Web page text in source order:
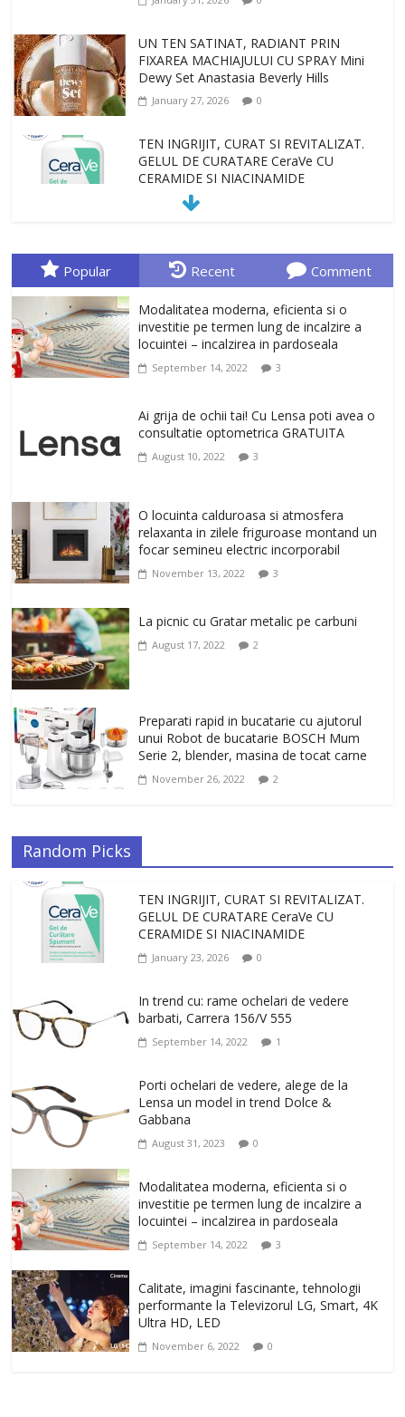
UN TEN SATINAT, RADIANT PRIN
FIXAREA MACHIAJULUI CU SPRAY Mini
Dewy Set Anastasia Beverly Hills
January 27, 2026 0
TEN INGRIJIT, CURAT SI REVITALIZAT.
GELUL DE CURATARE CeraVe CU
CERAMIDE SI NIACINAMIDE
January 23, 2026
ori o provocare. Idei inedite, cadouri
originale, le puteti avea la Giftspot.ro,
alegere buna, Oglinda de baie cu mărire
și iluminare LED
February 20, 2026 0
un corp sanatos si armonios dezvoltat,
cu Flexor Fitness-dispozitiv pentru
tonifiere muschi
Un ten regenerat, fara riduri. Crema
antirid Ivatherm pentru o piele neteda si
elastica.
February 6, 2026 0
Popular Recent Comment
Modalitatea moderna, eficienta si o
investitie pe termen lung de incalzire a
locuintei – incalzirea in pardoseala
September 14, 2022 3
Ai grija de ochii tai! Cu Lensa poti avea o
consultatie optometrica GRATUITA
August 10, 2022 3
O locuinta calduroasa si atmosfera
relaxanta in zilele friguroase montand un
focar semineu electric incorporabil
November 13, 2022 3
La picnic cu Gratar metalic pe carbuni
August 17, 2022 2
Preparati rapid in bucatarie cu ajutorul
unui Robot de bucatarie BOSCH Mum
Serie 2, blender, masina de tocat carne
November 26, 2022 2
Random Picks
TEN INGRIJIT, CURAT SI REVITALIZAT.
GELUL DE CURATARE CeraVe CU
CERAMIDE SI NIACINAMIDE
January 23, 2026 0
In trend cu: rame ochelari de vedere
barbati, Carrera 156/V 555
September 14, 2022 1
Porti ochelari de vedere, alege de la
Lensa un model in trend Dolce &
Gabbana
August 31, 2023 0
Modalitatea moderna, eficienta si o
investitie pe termen lung de incalzire a
locuintei – incalzirea in pardoseala
September 14, 2022 3
Calitate, imagini fascinante, tehnologii
performante la Televizorul LG, Smart, 4K
Ultra HD, LED
November 6, 2022 0